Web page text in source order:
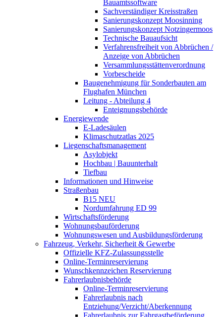
Bauamtssoftware
Sachverständiger Kreisstraßen
Sanierungskonzept Moosinning
Sanierungskonzept Notzingermoos
Technische Bauaufsicht
Verfahrensfreiheit von Abbrüchen /
Anzeige von Abbrüchen
Versammlungsstättenverordnung
Vorbescheide
Baugenehmigung für Sonderbauten am
Flughafen München
Leitung - Abteilung 4
Enteignungsbehörde
Energiewende
E-Ladesäulen
Klimaschutzatlas 2025
Liegenschaftsmanagement
Asylobjekt
Hochbau | Bauunterhalt
Tiefbau
Informationen und Hinweise
Straßenbau
B15 NEU
Nordumfahrung ED 99
Wirtschaftsförderung
Wohnungsbauförderung
Wohnungswesen und Ausbildungsförderung
Fahrzeug, Verkehr, Sicherheit & Gewerbe
Offizielle KFZ-Zulassungsstelle
Online-Terminreservierung
Wunschkennzeichen Reservierung
Fahrerlaubnisbehörde
Online-Terminreservierung
Fahrerlaubnis nach
Entziehung/Verzicht/Aberkennung
Fahrerlaubnis zur Fahrgastbeförderung